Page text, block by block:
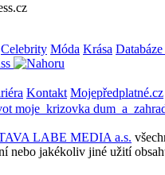
Celebrity Móda Krása
Kontakt Mojepředplatné.cz
moje_krizovka
LABE MEDIA a.s.
nebo jakékoliv jiné užití